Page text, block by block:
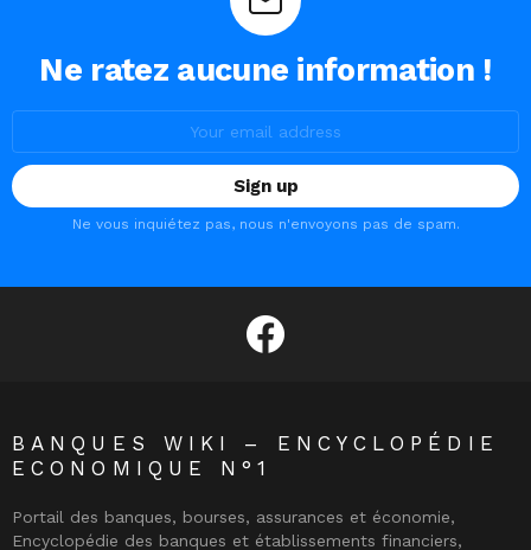
Ne ratez aucune information !
Ne vous inquiétez pas, nous n'envoyons pas de spam.
facebook
BANQUES WIKI – ENCYCLOPÉDIE
ECONOMIQUE N°1
Portail des banques, bourses, assurances et économie,
Encyclopédie des banques et établissements financiers,